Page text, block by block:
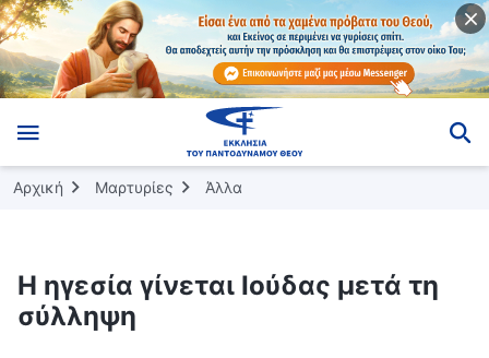
Αρχική Μαρτυρίες Άλλα
Η ηγεσία γίνεται Ιούδας μετά τη
σύλληψη